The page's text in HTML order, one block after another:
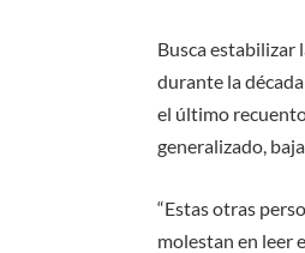
Busca estabilizar
durante la
el último
generalizado,
“Estas otras
molestan en leer